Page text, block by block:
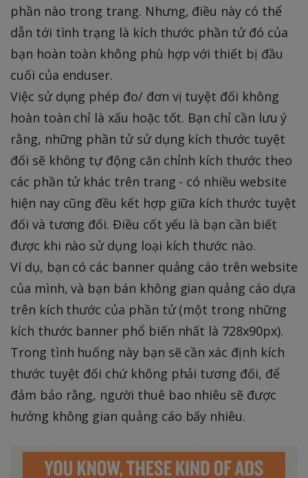
phần nào trong trang. Nhưng, điều này có thể
dẫn tới tình trạng là kích thước phần tử đó của
bạn hoàn toàn không phù hợp với thiết bị đầu
cuối của enduser.
Việc sử dụng phép đo/ đơn vị tuyệt đối không
hoàn toàn chỉ là xấu hoặc tốt. Bạn chỉ cần lưu ý
rằng, những phần tử sử dụng kích thước tuyệt
đối sẽ không tự động căn chỉnh kích thước theo
các phần tử khác trên trang - có nhiều website
hiện nay cũng đều kết hợp giữa kích thước tuyệt
đối và tương đối. Điều cốt yếu là bạn cần biết
được khi nào sử dụng loại kích thước nào.
Ví dụ, bạn có các banner quảng cáo trên website
của mình, và bạn bán không gian quảng cáo dựa
trên kích thước của phần tử (một trong những
kích thước banner phổ biến nhất là 728x90px).
Trong tình huống này bạn sẽ cần xác định kích
thước tuyệt đối chứ không phải tương đối, để
đảm bảo rằng, người thuê bao nhiêu sẽ được
hưởng không gian quảng cáo bấy nhiêu.